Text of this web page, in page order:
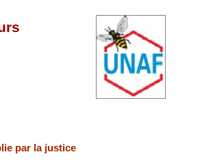
par la justice